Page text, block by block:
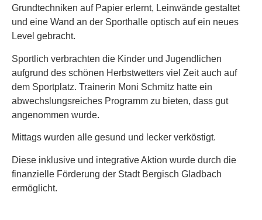
Grundtechniken auf Papier erlernt, Leinwände gestaltet
und eine Wand an der Sporthalle optisch auf ein neues
Level gebracht.
Sportlich verbrachten die Kinder und Jugendlichen
aufgrund des schönen Herbstwetters viel Zeit auch auf
dem Sportplatz. Trainerin Moni Schmitz hatte ein
abwechslungsreiches Programm zu bieten, dass gut
angenommen wurde.
Mittags wurden alle gesund und lecker verköstigt.
Diese inklusive und integrative Aktion wurde durch die
finanzielle Förderung der Stadt Bergisch Gladbach
ermöglicht.